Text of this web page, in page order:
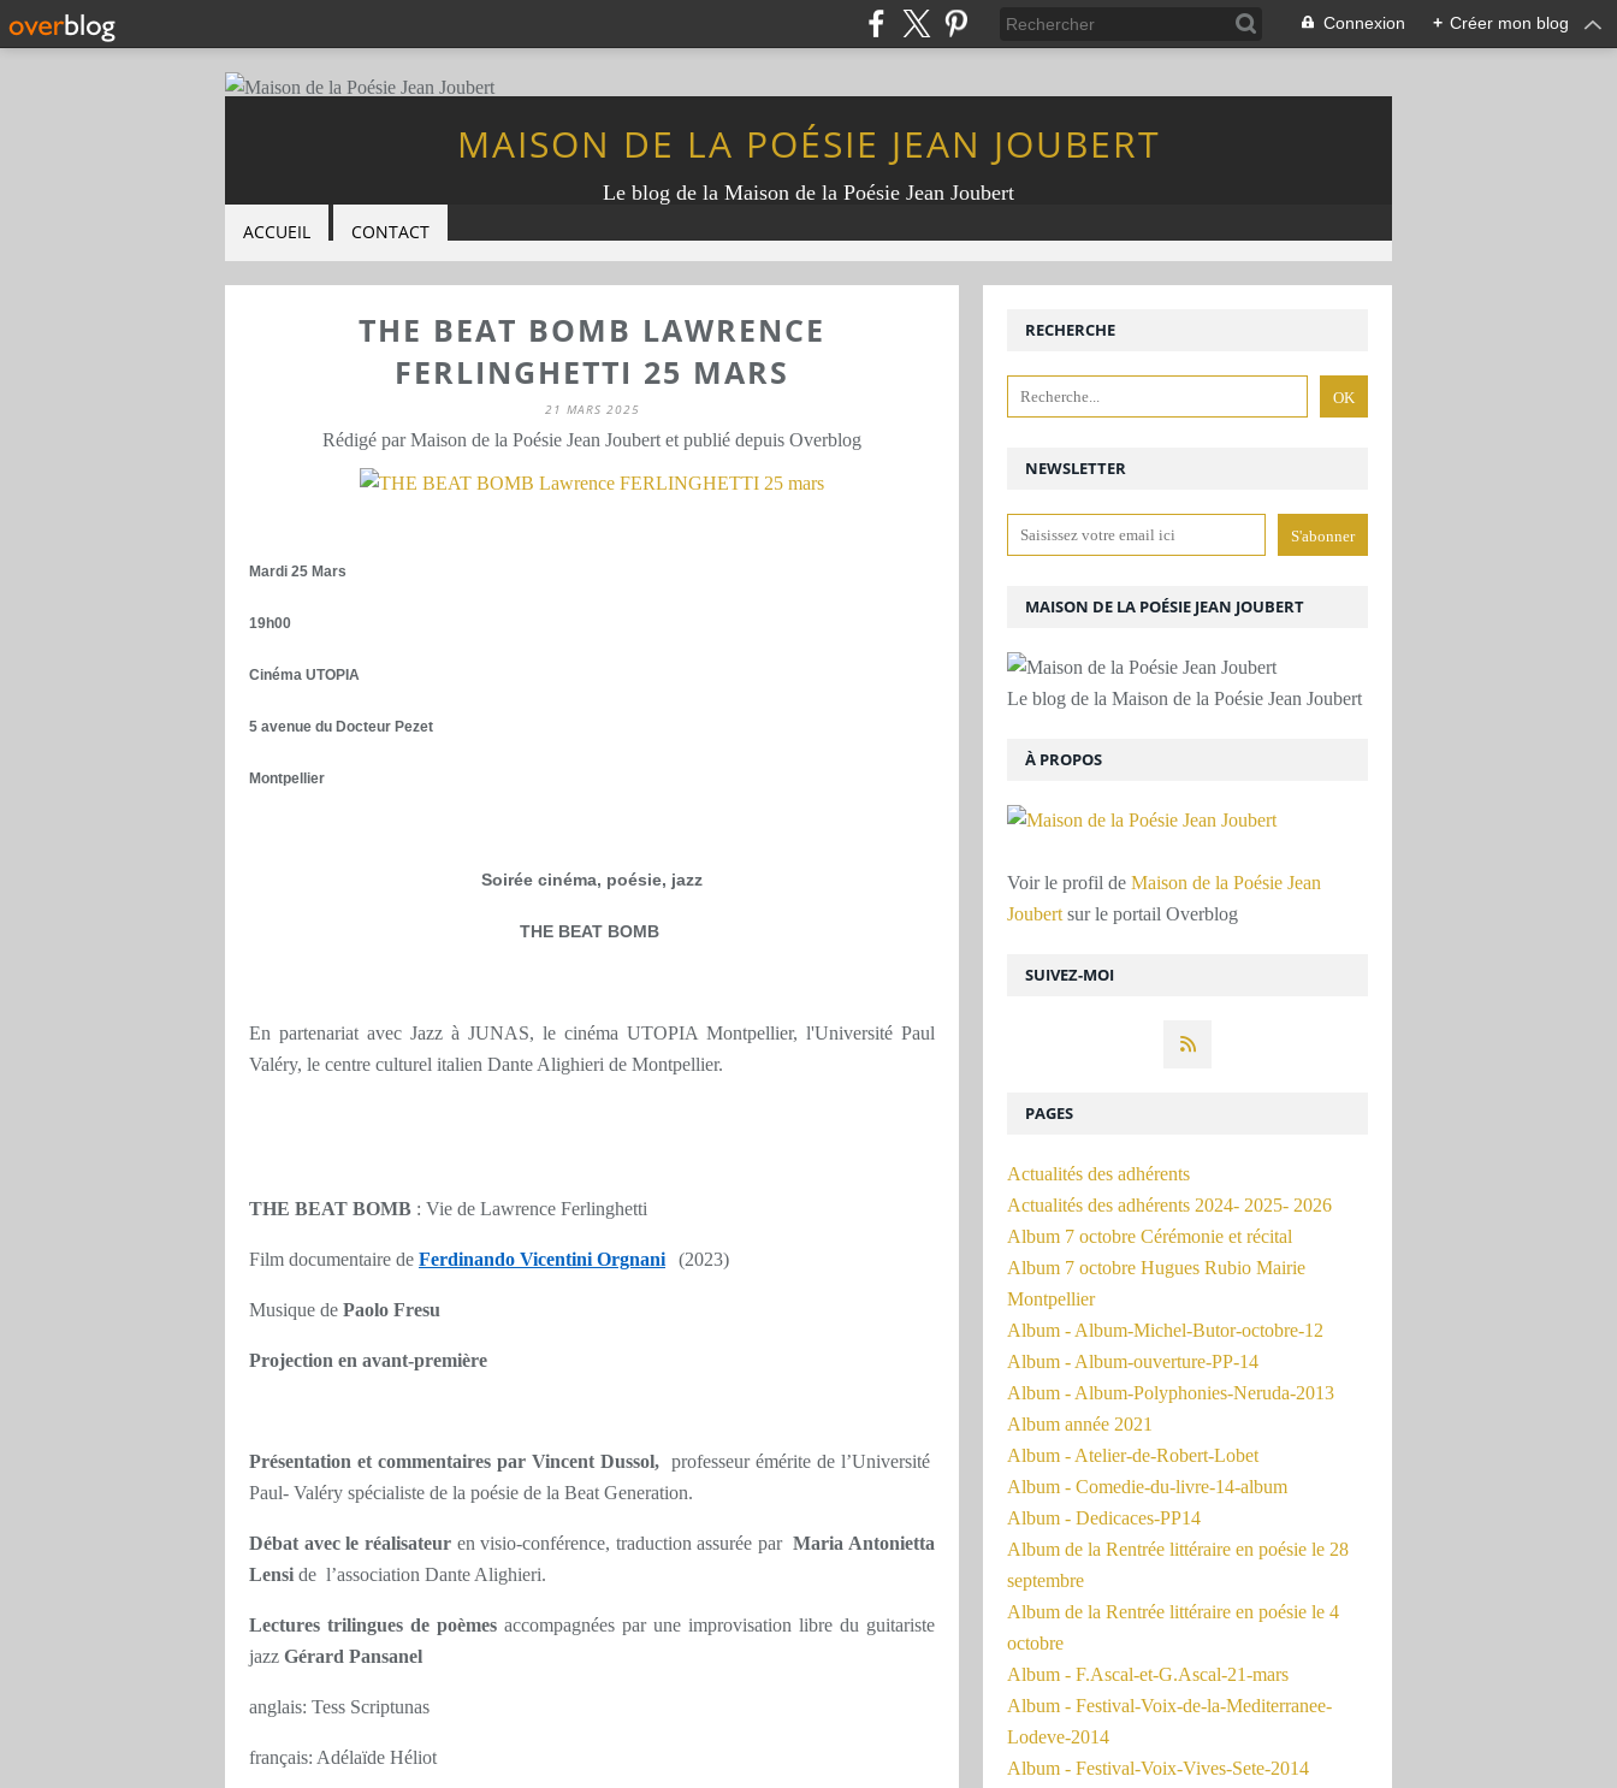
Connexion + Créer mon blog
MAISON DE LA POÉSIE JEAN JOUBERT
Le blog de la Maison de la Poésie Jean Joubert
ACCUEIL CONTACT
THE BEAT BOMB LAWRENCE
FERLINGHETTI 25 MARS
21 MARS 2025
Rédigé par Maison de la Poésie Jean Joubert et publié depuis Overblog
Mardi 25 Mars
19h00
Cinéma UTOPIA
5 avenue du Docteur Pezet
Montpellier
Soirée cinéma, poésie, jazz
THE BEAT BOMB
En partenariat avec Jazz à JUNAS, le cinéma UTOPIA Montpellier, l'Université Paul
Valéry, le centre culturel italien Dante Alighieri de Montpellier.
THE BEAT BOMB : Vie de Lawrence Ferlinghetti
Film documentaire de Ferdinando Vicentini Orgnani (2023)
Musique de Paolo Fresu
Projection en avant-première
Présentation et commentaires par Vincent Dussol, professeur émérite de l’Université
Paul- Valéry spécialiste de la poésie de la Beat Generation.
Débat avec le réalisateuren visio-conférence, traduction assurée parMaria Antonietta
Lensi de l’association Dante Alighieri.
Lectures trilingues de poèmes accompagnées par une improvisation libre du guitariste
jazz Gérard Pansanel
anglais: Tess Scriptunas
français: Adélaïde Héliot
NEWSLETTER
SUIVEZ-MOI
RECHERCHE
MAISON DE LA POÉSIE JEAN JOUBERT
Le blog de la Maison de la Poésie Jean Joubert
À PROPOS
Voir le profil de Maison de la Poésie Jean
Joubert sur le portail Overblog
PAGES
Actualités des adhérents
Actualités des adhérents 2024- 2025- 2026
Album 7 octobre Cérémonie et récital
Album 7 octobre Hugues Rubio Mairie
Montpellier
Album - Album-Michel-Butor-octobre-12
Album - Album-ouverture-PP-14
Album - Album-Polyphonies-Neruda-2013
Album année 2021
Album - Atelier-de-Robert-Lobet
Album - Comedie-du-livre-14-album
Album - Dedicaces-PP14
Album de la Rentrée littéraire en poésie le 28
septembre
Album de la Rentrée littéraire en poésie le 4
octobre
Album - F.Ascal-et-G.Ascal-21-mars
Album - Festival-Voix-de-la-Mediterranee-
Lodeve-2014
Album - Festival-Voix-Vives-Sete-2014